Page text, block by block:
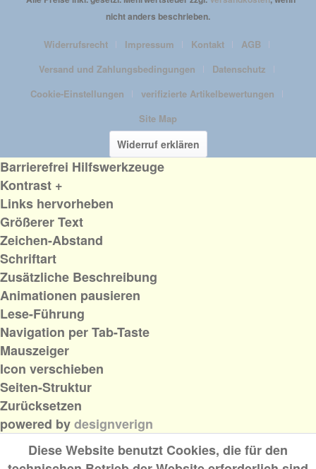
nicht anders beschrieben.
Widerrufsrecht Impressum Kontakt
AGB
Versand und Zahlungsbedingungen
Datenschutz
Cookie-Einstellungen
verifizierte Artikelbewertungen
Site Map
Widerruf erklären
Diese Website benutzt Cookies, die für den
Barrierefrei Hilfswerkzeuge
Kontrast +
Links hervorheben
Größerer Text
Zeichen-Abstand
Schriftart
Zusätzliche Beschreibung
Animationen pausieren
Lese-Führung
Navigation per Tab-Taste
Mauszeiger
Icon verschieben
Seiten-Struktur
Zurücksetzen
powered bydesignverign